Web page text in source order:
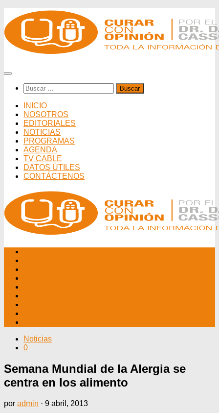
al
contenido
Buscar:
INICIO
NOSOTROS
EDITORIALES
NOTICIAS
PROGRAMAS
AGENDA
TV CABLE
DATOS ÚTILES
CONTÁCTENOS
Noticias
0
Semana Mundial de la Alergia se
centra en los alimento
por admin · 9 abril, 2013